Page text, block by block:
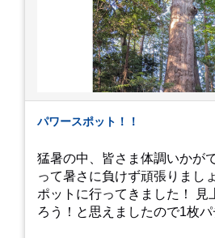
パワースポット！！
猛暑の中、皆さま体調いかが
って暑さに負けず頑張りまし
ポットに行ってきました！ 見
ろう！と思えましたので1枚パ